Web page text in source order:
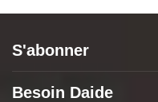
S'abonner
Besoin Daide